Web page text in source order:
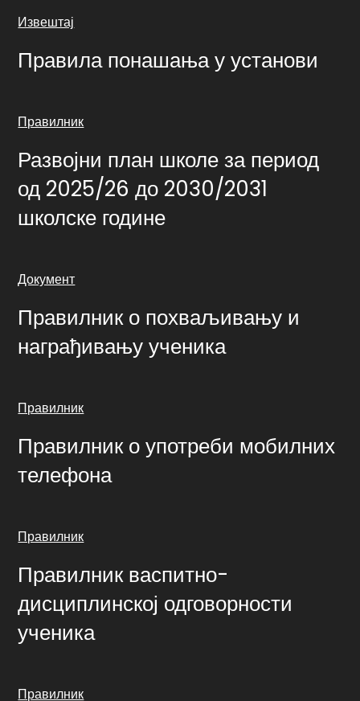
Извештај
Правила понашања у установи
Правилник
Развојни план школе за период
од 2025/26 до 2030/2031
школске године
Документ
Правилник о похваљивању и
награђивању ученика
Правилник
Правилник о употреби мобилних
телефона
Правилник
Правилник васпитно-
дисциплинској одговорности
ученика
Правилник